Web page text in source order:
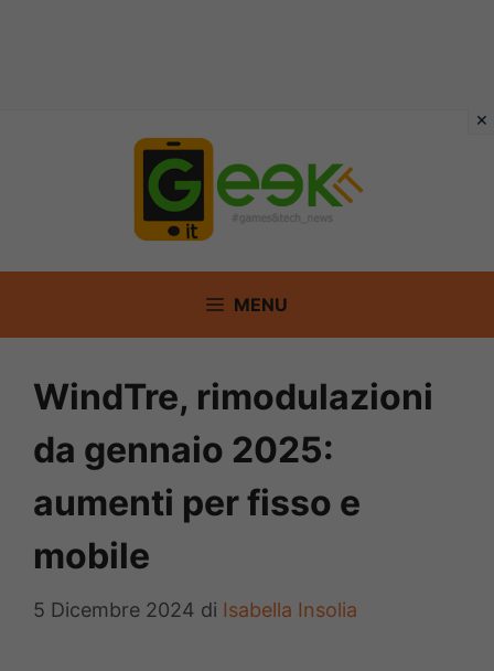
MENU
WindTre, rimodulazioni
da gennaio 2025:
aumenti per fisso e
mobile
5 Dicembre 2024 di Isabella Insolia